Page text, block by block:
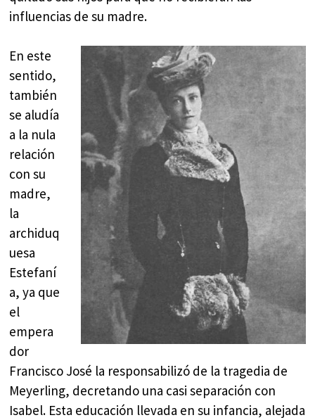
influencias de su madre.
En este
sentido,
también
se aludía
a la nula
relación
con su
madre,
la
archiduq
uesa
Estefaní
a, ya que
el
empera
dor
Francisco José la responsabilizó de la tragedia de
Meyerling, decretando una casi separación con
Isabel. Esta educación llevada en su infancia, alejada